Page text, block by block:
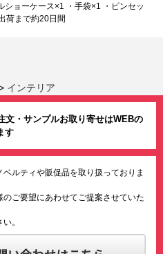
ショーケース×1 ・手袋×1 ・ピンセッ
荷まで約20日間
インテリア
文・サンプルお取り寄せはWEBの
す
ルティや販促品を取り扱っておりま
のご要望にあわせてご提案させていた
。